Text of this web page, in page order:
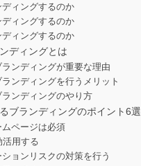
ィングするのか
ィングするのか
ィングするのか
ディングとは
ンディングが重要な理由
ンディングを行うメリット
ンディングのやり方
ブランディングのポイント6選
ページは必須
活用する
ョンリスクの対策を行う